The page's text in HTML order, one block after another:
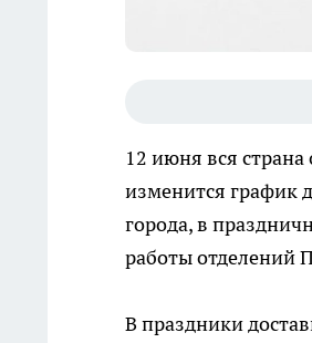
12 июня вся
изменится график
города, в
работы отделений
В праздники